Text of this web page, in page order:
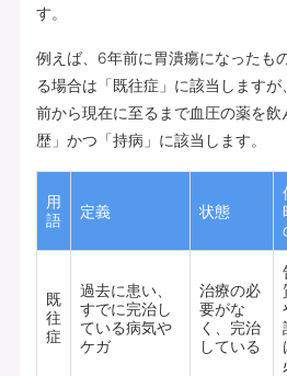
す。
例えば、6年前に胃潰瘍になったも
る場合は「既往症」に該当します
前から現在に至るまで血圧の薬を
歴」かつ「持病」に該当します。
用
語
定義 状態
既
往
症
過去に患い、
すでに完治し
ている病気や
ケガ
治療の必
要がな
く、完治
している